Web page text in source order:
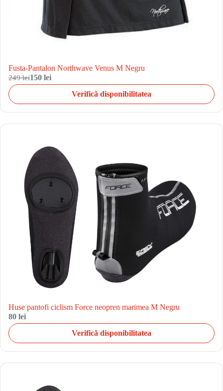
Fusta-Pantalon Northwave Venus M Negru
249 lei150 lei
Verifică disponibilitatea
Huse pantofi ciclism Force neopren marimea M Negru
80 lei
Verifică disponibilitatea